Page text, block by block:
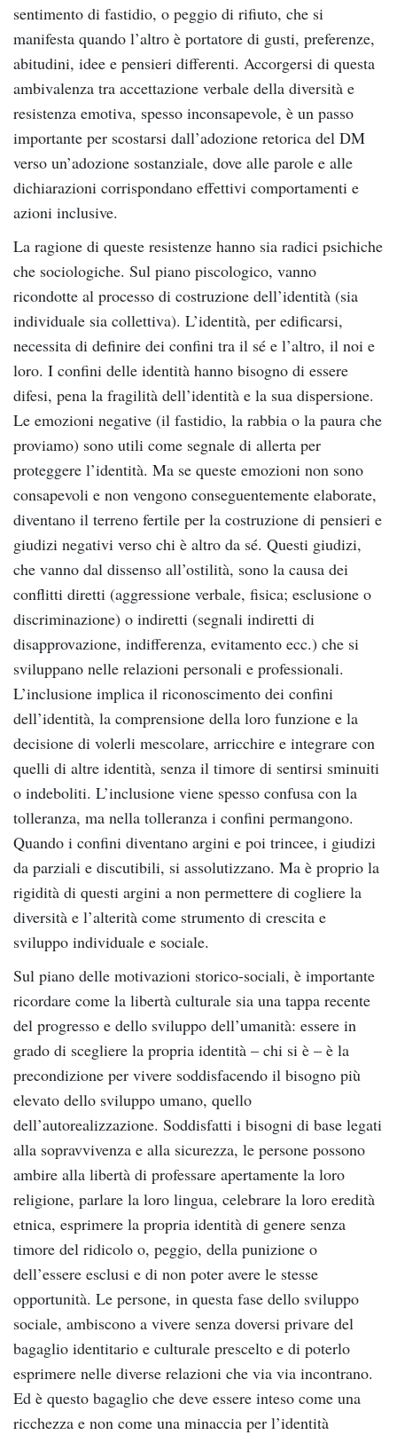
sentimento di fastidio, o peggio di rifiuto, che si
manifesta quando l’altro è portatore di gusti, preferenze,
abitudini, idee e pensieri differenti. Accorgersi di questa
ambivalenza tra accettazione verbale della diversità e
resistenza emotiva, spesso inconsapevole, è un passo
importante per scostarsi dall’adozione retorica del DM
verso un’adozione sostanziale, dove alle parole e alle
dichiarazioni corrispondano effettivi comportamenti e
azioni inclusive.
La ragione di queste resistenze hanno sia radici psichiche
che sociologiche. Sul piano piscologico, vanno
ricondotte al processo di costruzione dell’identità (sia
individuale sia collettiva). L’identità, per edificarsi,
necessita di definire dei confini tra il sé e l’altro, il noi e
loro. I confini delle identità hanno bisogno di essere
difesi, pena la fragilità dell’identità e la sua dispersione.
Le emozioni negative (il fastidio, la rabbia o la paura che
proviamo) sono utili come segnale di allerta per
proteggere l’identità. Ma se queste emozioni non sono
consapevoli e non vengono conseguentemente elaborate,
diventano il terreno fertile per la costruzione di pensieri e
giudizi negativi verso chi è altro da sé. Questi giudizi,
che vanno dal dissenso all’ostilità, sono la causa dei
conflitti diretti (aggressione verbale, fisica; esclusione o
discriminazione) o indiretti (segnali indiretti di
disapprovazione, indifferenza, evitamento ecc.) che si
sviluppano nelle relazioni personali e professionali.
L’inclusione implica il riconoscimento dei confini
dell’identità, la comprensione della loro funzione e la
decisione di volerli mescolare, arricchire e integrare con
quelli di altre identità, senza il timore di sentirsi sminuiti
o indeboliti. L’inclusione viene spesso confusa con la
tolleranza, ma nella tolleranza i confini permangono.
Quando i confini diventano argini e poi trincee, i giudizi
da parziali e discutibili, si assolutizzano. Ma è proprio la
rigidità di questi argini a non permettere di cogliere la
diversità e l’alterità come strumento di crescita e
sviluppo individuale e sociale.
Sul piano delle motivazioni storico-sociali, è importante
ricordare come la libertà culturale sia una tappa recente
del progresso e dello sviluppo dell’umanità: essere in
grado di scegliere la propria identità – chi si è – è la
precondizione per vivere soddisfacendo il bisogno più
elevato dello sviluppo umano, quello
dell’autorealizzazione. Soddisfatti i bisogni di base legati
alla sopravvivenza e alla sicurezza, le persone possono
ambire alla libertà di professare apertamente la loro
religione, parlare la loro lingua, celebrare la loro eredità
etnica, esprimere la propria identità di genere senza
timore del ridicolo o, peggio, della punizione o
dell’essere esclusi e di non poter avere le stesse
opportunità. Le persone, in questa fase dello sviluppo
sociale, ambiscono a vivere senza doversi privare del
bagaglio identitario e culturale prescelto e di poterlo
esprimere nelle diverse relazioni che via via incontrano.
Ed è questo bagaglio che deve essere inteso come una
ricchezza e non come una minaccia per l’identità